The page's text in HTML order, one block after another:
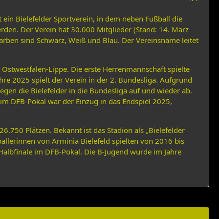
ein Bielefelder Sportverein, in dem neben Fußball die
Der Verein hat 30.000 Mitglieder (Stand: 14. März
sind Schwarz, Weiß und Blau. Der Vereinsname leitet
Lippe. Die erste Herrenmannschaft spielte
2025 spielt der Verein in der 2. Bundesliga. Aufgrund
die Bielefelder in die Bundesliga auf und wieder ab.
DFB-Pokal war der Einzug in das Endspiel 2025,
Plätzen. Bekannt ist das Stadion als „Bielefelder
von Arminia Bielefeld spielten von 2016 bis
im DFB-Pokal. Die B-Jugend wurde im Jahre